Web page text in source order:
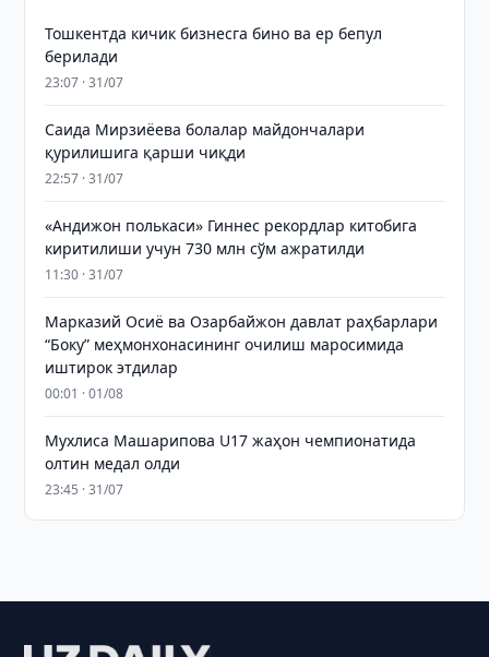
Тошкентда кичик бизнесга бино ва ер бепул
берилади
23:07 · 31/07
Саида Мирзиёева болалар майдончалари
қурилишига қарши чиқди
22:57 · 31/07
«Андижон полькаси» Гиннес рекордлар китобига
киритилиши учун 730 млн сўм ажратилди
11:30 · 31/07
Марказий Осиё ва Озарбайжон давлат раҳбарлари
“Боку” меҳмонхонасининг очилиш маросимида
иштирок этдилар
00:01 · 01/08
Мухлиса Машарипова U17 жаҳон чемпионатида
олтин медал олди
23:45 · 31/07